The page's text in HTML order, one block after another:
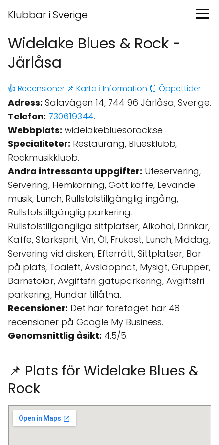
Klubbar i Sverige
Widelake Blues & Rock -
Järlåsa
👍 Recensioner 📌 Karta ℹ️ Information ⏰ Öppettider
Adress: Salavägen 14, 744 96 Järlåsa, Sverige.
Telefon: 730619344.
Webbplats: widelakebluesorock.se
Specialiteter: Restaurang, Bluesklubb,
Rockmusikklubb.
Andra intressanta uppgifter: Uteservering,
Servering, Hemkörning, Gott kaffe, Levande
musik, Lunch, Rullstolstillgänglig ingång,
Rullstolstillgänglig parkering,
Rullstolstillgängliga sittplatser, Alkohol, Drinkar,
Kaffe, Starksprit, Vin, Öl, Frukost, Lunch, Middag,
Servering vid disken, Efterrätt, Sittplatser, Bar
på plats, Toalett, Avslappnat, Mysigt, Grupper,
Barnstolar, Avgiftsfri gatuparkering, Avgiftsfri
parkering, Hundar tillåtna.
Recensioner: Det här företaget har 48
recensioner på Google My Business.
Genomsnittlig åsikt: 4.5/5.
📌 Plats för Widelake Blues &
Rock